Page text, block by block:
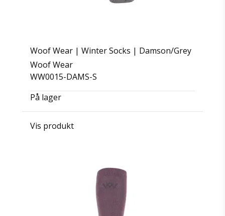
Woof Wear | Winter Socks | Damson/Grey
Woof Wear
WW0015-DAMS-S
På lager
Vis produkt